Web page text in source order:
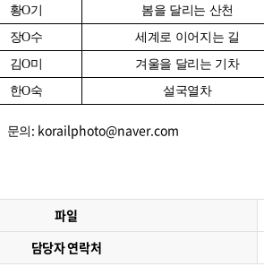
황O기
봄을 달리는 산천
장O수
세계로 이어지는 길
김O미
겨울을 달리는 기차
한O숙 설국열차
문의 : korailphoto@naver.com
파일
담당자 연락처